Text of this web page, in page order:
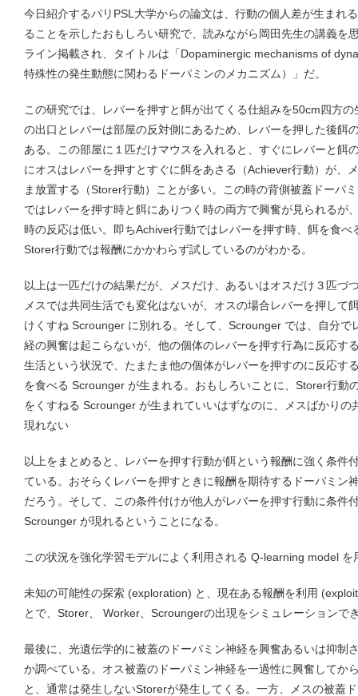
今日紹介するパリPSL大学からの論文は、行動の個人差が生まれ
ることを示したおもしろい研究で、読みながら岡田先生の講義を
ライン掲載され、タイトルは「Dopaminergic mechanisms of
特殊性の発生動態に関わるドーパミンのメカニズム）」だ。
この研究では、レバーを押すと餌が出てくる仕組みを50cm四方
の出口とレバーは部屋の反対側にあるため、レバーを押した後餌
ある。この部屋に１匹だけマウスを入れると、すぐにレバーと餌
にオスはレバーを押すとすぐに餌をあさる（Achiever行動）が、
ま放置する（Storer行動）ことが多い。この時の背側被蓋ドーパ
ではレバーを押す時と餌にありつく時の両方で興奮が見られるが
時の反応は低い。即ちAchiver行動ではレバーを押す時、餌を食
Storer行動では報酬にかかわらず試しているのがわかる。
以上は一匹だけの結果だが、メスだけ、あるいはオスだけ３匹づ
メスでは共同生活でも変化はないが、オスの場合レバーを押して
けくすね Scrounger に別れる。そして、Scrounger では、自分で
経の興奮は起こらないが、他の個体のレバーを押す行為に反応す
生活という状況で、たまたま他の個体がレバーを押すのに反応す
を食べる Scrounger が生まれる。おもしろいことに、Storer行動
をくすねる Scrounger が生まれていいはずなのに、メスばかり
現れない
以上をまとめると、レバーを押す行動が餌という報酬に強く条件
ている。おそらくレバーを押すときに報酬を期待するドーパミン
だろう。そして、この条件付けが他人がレバーを押す行動に条件
Scrounger が現れるということになる。
この状況を強化学習モデルによく利用される Q-learning model
未知の可能性の探索 (exploration) と、現在ある報酬を利用
とで、Storer、 Worker、Scroungerの出現をシミュレーションで
最後に、光遺伝学的に被蓋のドーパミン神経を興奮あるいは抑制
か調べている。オス被蓋のドーパミン神経を一過性に興奮してか
と、通常は発生しないStorerが発生してくる。一方、メスの被蓋